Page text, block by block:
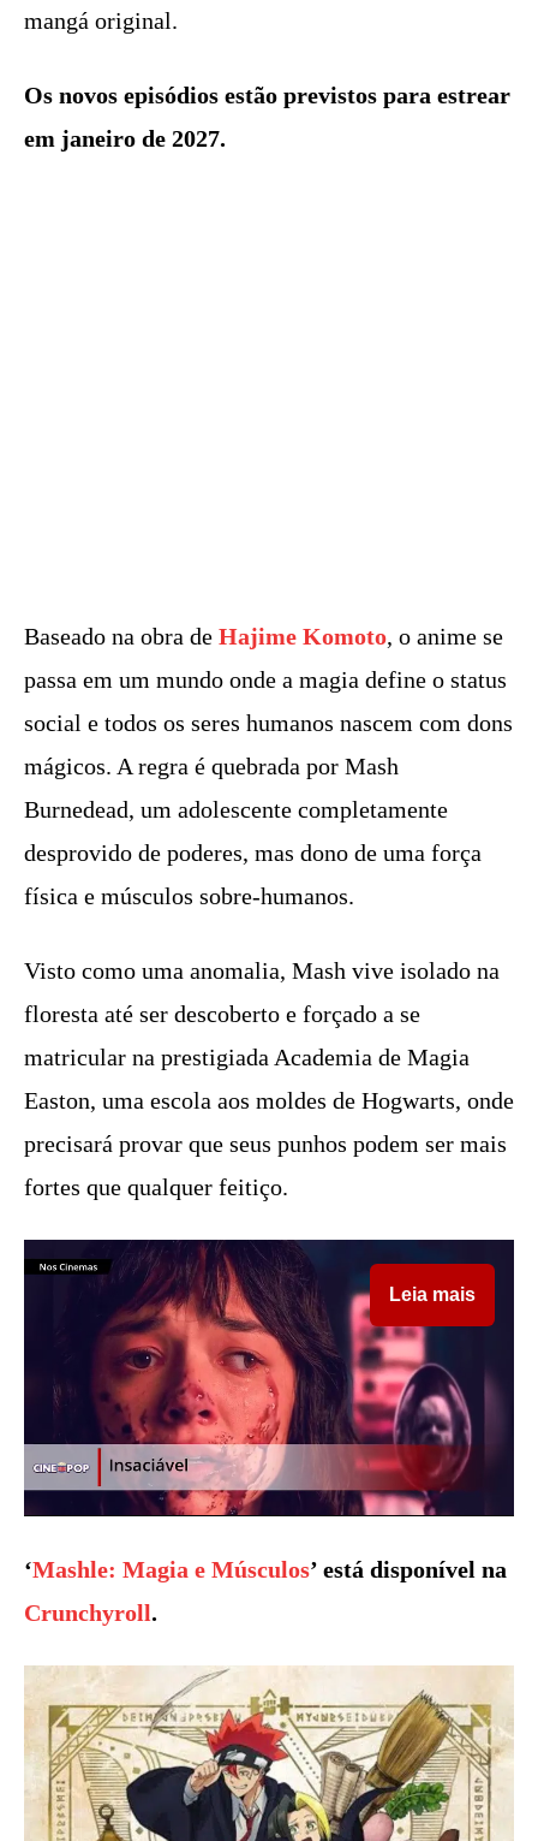
mangá original.
Os novos episódios estão previstos para estrear
em janeiro de 2027.
Baseado na obra de Hajime Komoto, o anime se
passa em um mundo onde a magia define o status
social e todos os seres humanos nascem com dons
mágicos. A regra é quebrada por Mash
Burnedead, um adolescente completamente
desprovido de poderes, mas dono de uma força
física e músculos sobre-humanos.
Visto como uma anomalia, Mash vive isolado na
floresta até ser descoberto e forçado a se
matricular na prestigiada Academia de Magia
Easton, uma escola aos moldes de Hogwarts, onde
precisará provar que seus punhos podem ser mais
fortes que qualquer feitiço.
Leia mais
‘Mashle: Magia e Músculos’ está disponível na
Crunchyroll.